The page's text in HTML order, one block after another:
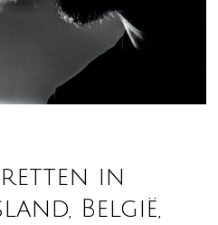
in
België,